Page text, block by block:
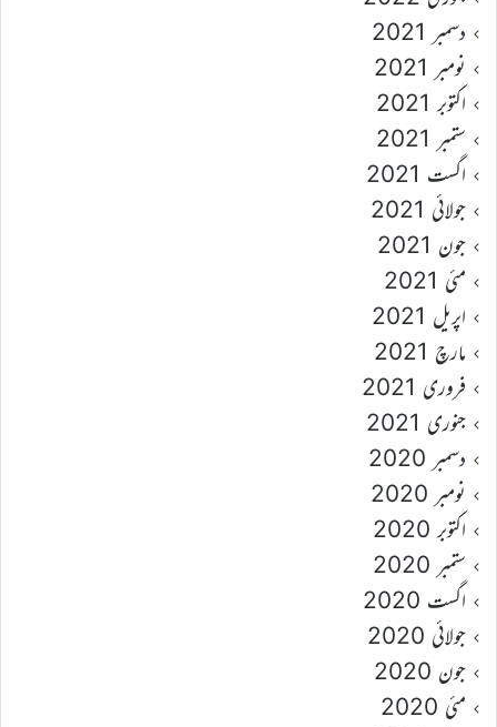
دسمبر 2021
نومبر 2021
اکتوبر 2021
ستمبر 2021
اگست 2021
جولائی 2021
جون 2021
مئی 2021
اپریل 2021
مارچ 2021
فروری 2021
جنوری 2021
دسمبر 2020
نومبر 2020
اکتوبر 2020
ستمبر 2020
اگست 2020
جولائی 2020
جون 2020
مئی 2020